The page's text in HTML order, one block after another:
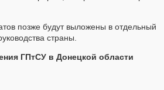
позже будут выложены в отдельный
страны.
ГПтСУ в Донецкой области